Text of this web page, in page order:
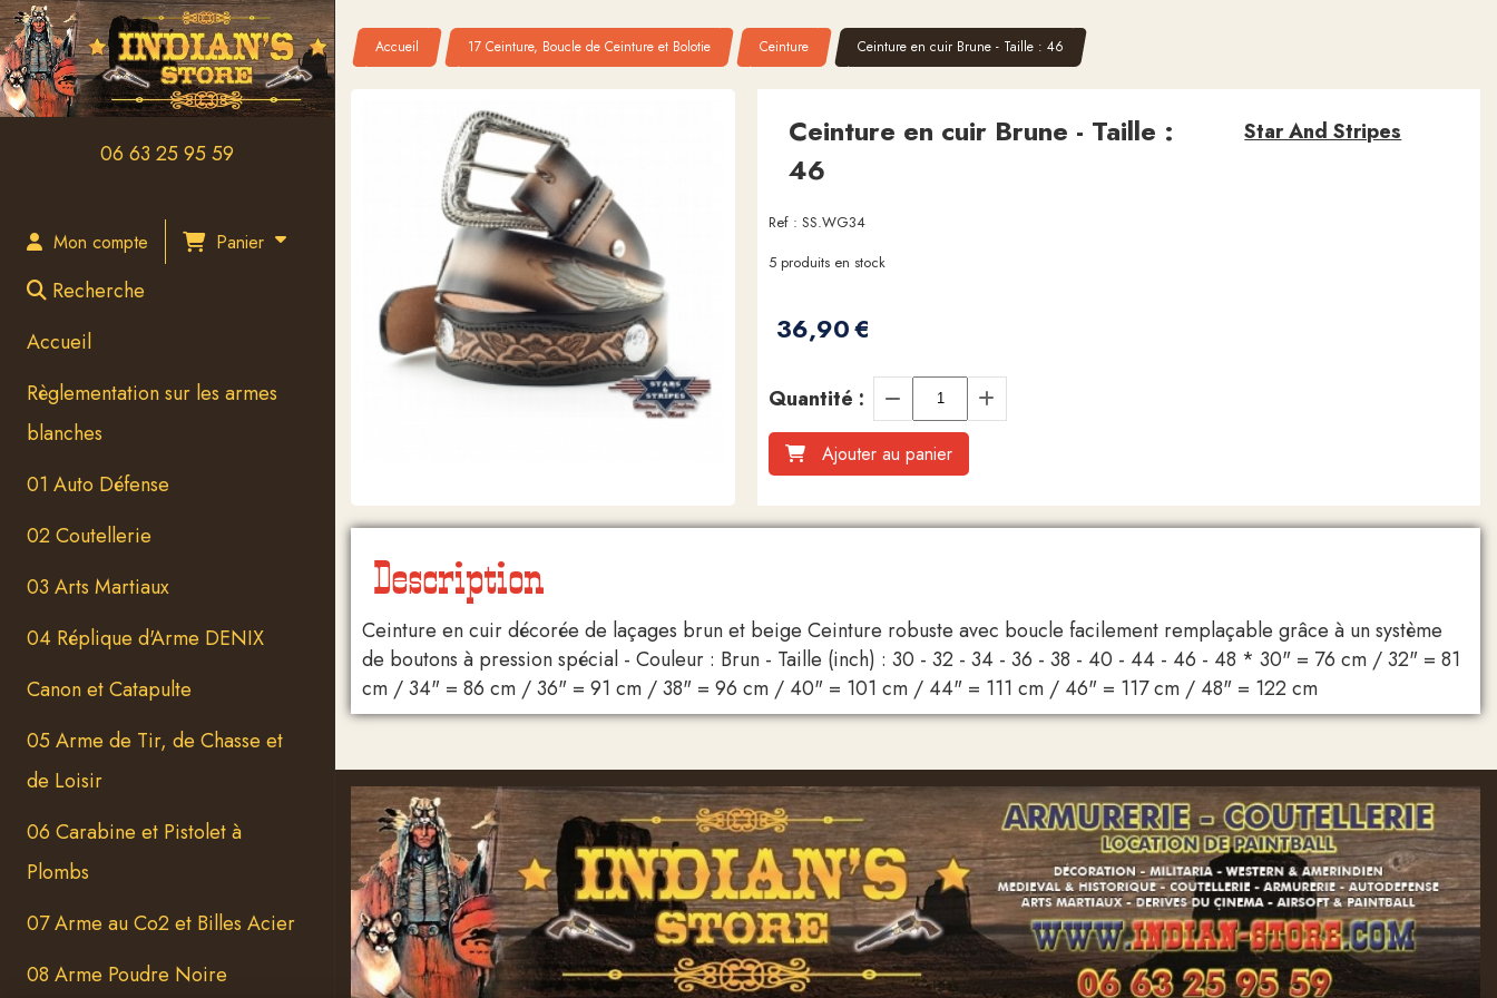
06 63 25 95 59
Mon compte Panier
Recherche
Accueil
Règlementation sur les armes
blanches
01 Auto Défense
02 Coutellerie
03 Arts Martiaux
04 Réplique d'Arme DENIX
Canon et Catapulte
05 Arme de Tir, de Chasse et
de Loisir
06 Carabine et Pistolet à
Plombs
07 Arme au Co2 et Billes Acier
08 Arme Poudre Noire
Accueil 17 Ceinture, Boucle de Ceinture et Bolotie Ceinture Ceinture en cuir Brune - Taille : 46
Ceinture en cuir Brune - Taille :
46
Star And Stripes
Ref : SS.WG34
36,90€
5 produits en stock
Quantité :
Ajouter au panier
Description
Ceinture en cuir décorée de laçages brun et beige Ceinture robuste avec boucle facilement remplaçable grâce à un système
de boutons à pression spécial - Couleur : Brun - Taille (inch) : 30 - 32 - 34 - 36 - 38 - 40 - 44 - 46 - 48 * 30" = 76 cm / 32" = 81
cm / 34" = 86 cm / 36" = 91 cm / 38" = 96 cm / 40" = 101 cm / 44" = 111 cm / 46" = 117 cm / 48" = 122 cm
Panneau de gestion des cookies